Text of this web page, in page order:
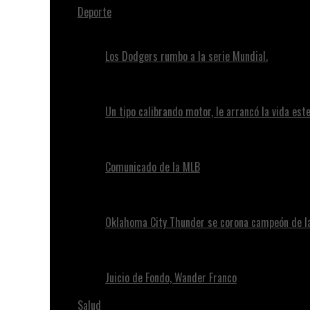
Deporte
Los Dodgers rumbo a la serie Mundial.
Un tipo calibrando motor, le arrancó la vida
Comunicado de la MLB
Oklahoma City Thunder se corona campeón de
Juicio de Fondo, Wander Franco
Salud